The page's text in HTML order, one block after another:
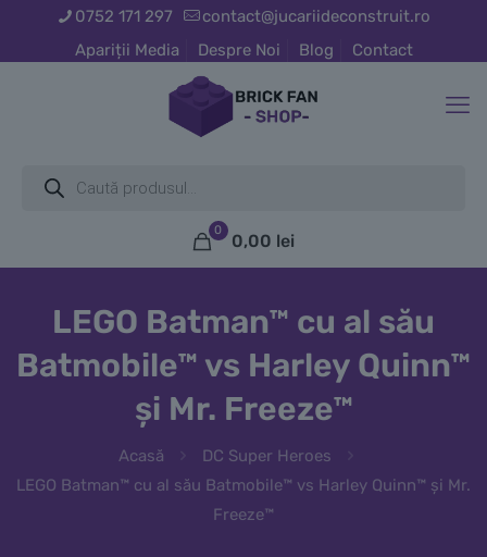
0752 171 297
contact@jucariideconstruit.ro
Apariții Media
Despre Noi Blog Contact
search
0
0,00 lei
LEGO Batman™ cu al său
Batmobile™ vs Harley Quinn™
și Mr. Freeze™
Acasă
DC Super Heroes
LEGO Batman™ cu al său Batmobile™ vs Harley Quinn™ și Mr.
Freeze™